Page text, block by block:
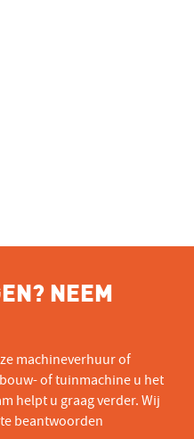
NEEM
machineverhuur of
of tuinmachine u het
helpt u graag verder. Wij
beantwoorden